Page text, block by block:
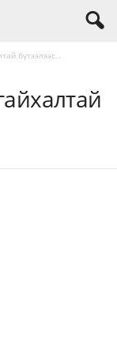
бүтээлээс…